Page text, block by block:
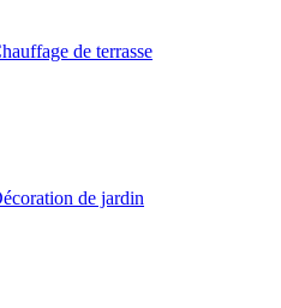
de terrasse
de jardin